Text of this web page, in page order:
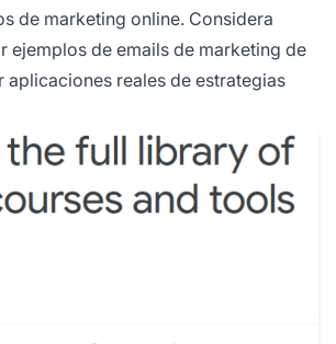
de marketing online. Considera
ejemplos de emails de marketing de
aplicaciones reales de estrategias